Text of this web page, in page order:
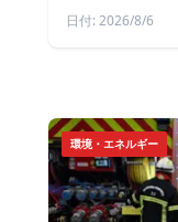
日付: 2026/8/6
環境・エネルギー